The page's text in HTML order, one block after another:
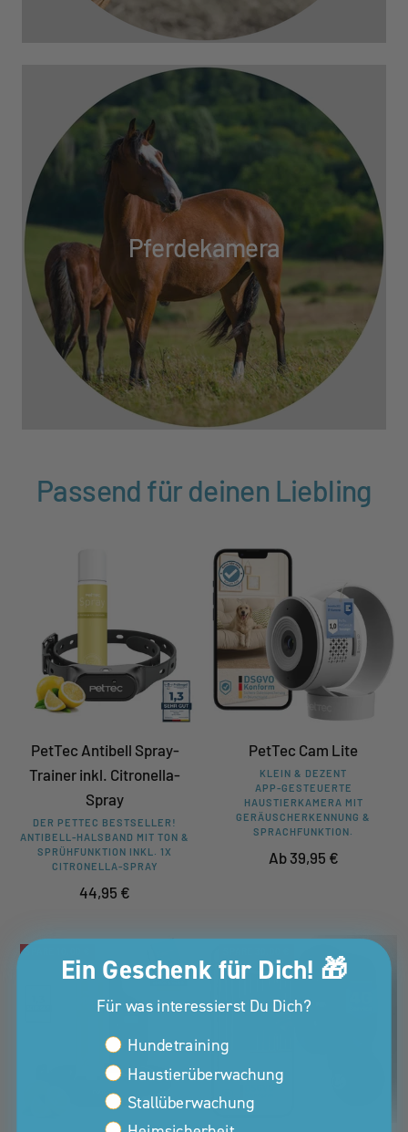
Pferdekamera
Passend für deinen Liebling
PetTec Antibell Spray-
Trainer inkl. Citronella-
Spray
DER PETTEC BESTSELLER!
ANTIBELL-HALSBAND MIT TON &
SPRÜHFUNKTION INKL. 1X
CITRONELLA-SPRAY
Angebotspreis
44,95 €
PetTec Cam Lite
KLEIN & DEZENT
APP-GESTEUERTE
HAUSTIERKAMERA MIT
GERÄUSCHERKENNUNG &
SPRACHFUNKTION.
Angebotspreis
Ab 39,95 €
SPARE 10,00 €
Ein Geschenk für Dich! 🎁
Für was interessierst Du Dich?
Interessen Kunden Property
Hundetraining
Haustierüberwachung
Stallüberwachung